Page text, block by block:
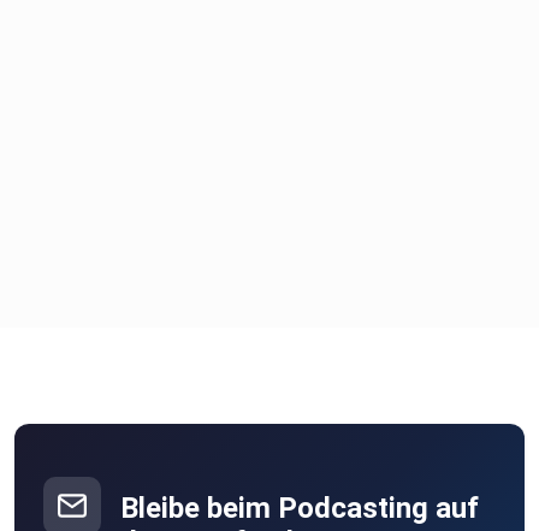
Bleibe beim Podcasting auf